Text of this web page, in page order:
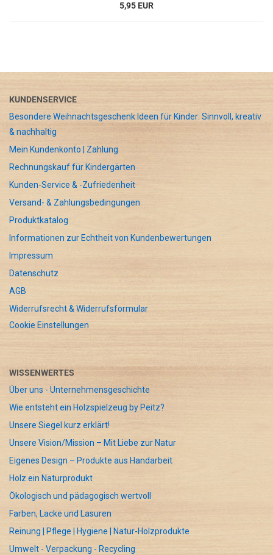
5,95 EUR
KUNDENSERVICE
Besondere Weihnachtsgeschenk Ideen für Kinder: Sinnvoll, kreativ
& nachhaltig
Mein Kundenkonto | Zahlung
Rechnungskauf für Kindergärten
Kunden-Service & -Zufriedenheit
Versand- & Zahlungsbedingungen
Produktkatalog
Informationen zur Echtheit von Kundenbewertungen
Impressum
Datenschutz
AGB
Widerrufsrecht & Widerrufsformular
Cookie Einstellungen
WISSENWERTES
Über uns - Unternehmensgeschichte
Wie entsteht ein Holzspielzeug by Peitz?
Unsere Siegel kurz erklärt!
Unsere Vision/Mission – Mit Liebe zur Natur
Eigenes Design – Produkte aus Handarbeit
Holz ein Naturprodukt
Ökologisch und pädagogisch wertvoll
Farben, Lacke und Lasuren
Reinung | Pflege | Hygiene | Natur-Holzprodukte
Umwelt - Verpackung - Recycling